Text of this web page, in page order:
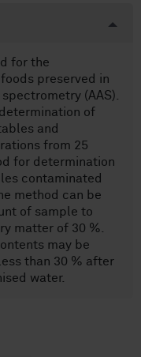
for the
preserved in
(AAS).
of
and
from 25
for determination
contaminated
method can be
of sample to
matter of 30 %.
may be
than 30 % after
water.